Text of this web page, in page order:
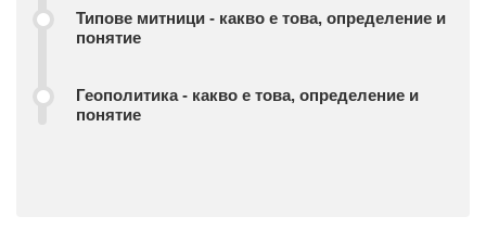
Типове митници - какво е това, определение и
понятие
Геополитика - какво е това, определение и
понятие